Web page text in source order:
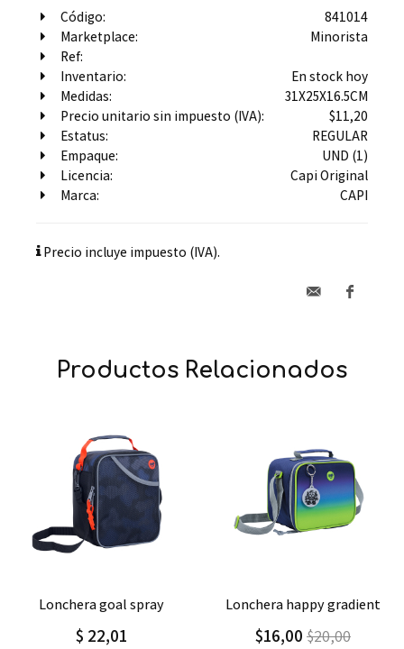
Código:
841014
Marketplace:
Minorista
Ref:
Inventario:
En stock hoy
Medidas:
31X25X16.5CM
Precio unitario sin impuesto (IVA):
$11,20
Estatus:
REGULAR
Empaque:
UND (1)
Licencia:
Capi Original
Marca:
CAPI
Precio incluye impuesto (IVA).
Productos Relacionados
Agregar Detalle
lonchera goal spray
$ 22,01
Agregar Detalle
lonchera happy gradient
$16,00 $20,00